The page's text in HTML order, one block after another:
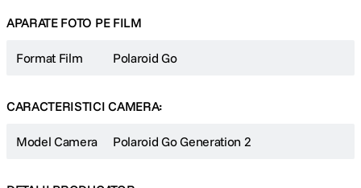
Caracteristici
Accepta filmul instant Polaroid GO
Compatibil cu filtrele Polaroid Go
Baterie interna reincarcabila
APARATE FOTO PE FILM
Format Film Polaroid Go
CARACTERISTICI CAMERA:
Model Camera Polaroid Go Generation 2